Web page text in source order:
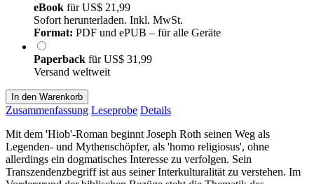
eBook fürUS$ 21,99
Sofort herunterladen. Inkl. MwSt.
Format: PDF und ePUB – für alle Geräte
Paperback fürUS$ 31,99
Versand weltweit
In den Warenkorb
Zusammenfassung Leseprobe Details
Mit dem 'Hiob'-Roman beginnt Joseph Roth seinen Weg als
Legenden- und Mythenschöpfer, als 'homo religiosus', ohne
allerdings ein dogmatisches Interesse zu verfolgen. Sein
Transzendenzbegriff ist aus seiner Interkulturalität zu verstehen. Im